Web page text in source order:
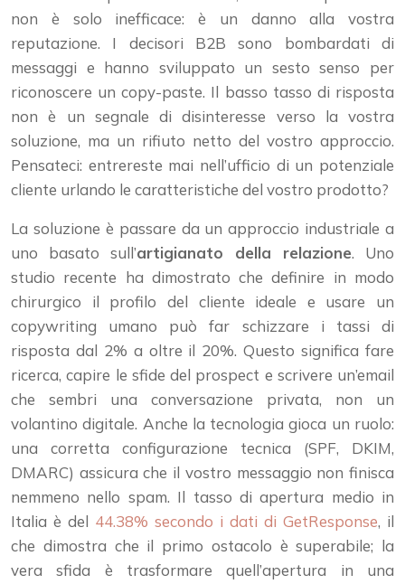
non è solo inefficace: è un danno alla vostra
reputazione. I decisori B2B sono bombardati di
messaggi e hanno sviluppato un sesto senso per
riconoscere un copy-paste. Il basso tasso di risposta
non è un segnale di disinteresse verso la vostra
soluzione, ma un rifiuto netto del vostro approccio.
Pensateci: entrereste mai nell’ufficio di un potenziale
cliente urlando le caratteristiche del vostro prodotto?
La soluzione è passare da un approccio industriale a
uno basato sull’artigianato della relazione. Uno
studio recente ha dimostrato che definire in modo
chirurgico il profilo del cliente ideale e usare un
copywriting umano può far schizzare i tassi di
risposta dal 2% a oltre il 20%. Questo significa fare
ricerca, capire le sfide del prospect e scrivere un’email
che sembri una conversazione privata, non un
volantino digitale. Anche la tecnologia gioca un ruolo:
una corretta configurazione tecnica (SPF, DKIM,
DMARC) assicura che il vostro messaggio non finisca
nemmeno nello spam. Il tasso di apertura medio in
Italia è del 44.38% secondo i dati di GetResponse, il
che dimostra che il primo ostacolo è superabile; la
vera sfida è trasformare quell’apertura in una